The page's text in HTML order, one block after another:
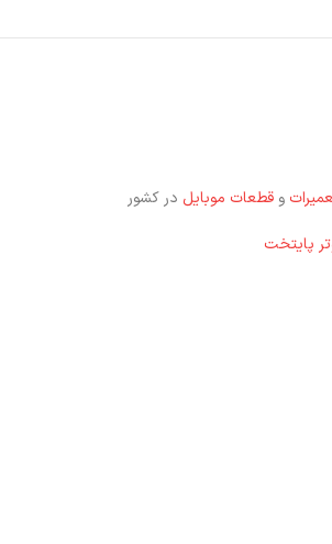
و قطعات موبایل در کشور
پایتخت